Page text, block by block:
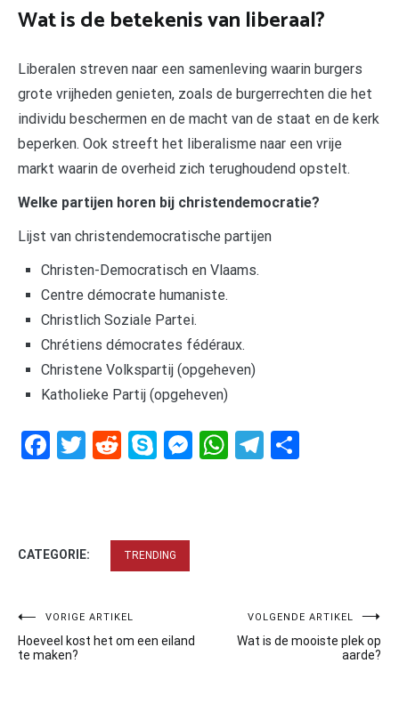
Wat is de betekenis van liberaal?
Liberalen streven naar een samenleving waarin burgers
grote vrijheden genieten, zoals de burgerrechten die het
individu beschermen en de macht van de staat en de kerk
beperken. Ook streeft het liberalisme naar een vrije
markt waarin de overheid zich terughoudend opstelt.
Welke partijen horen bij christendemocratie?
Lijst van christendemocratische partijen
Christen-Democratisch en Vlaams.
Centre démocrate humaniste.
Christlich Soziale Partei.
Chrétiens démocrates fédéraux.
Christene Volkspartij (opgeheven)
Katholieke Partij (opgeheven)
Facebook
Twitter
RedditSkypeMessenger
WhatsApp
Telegram
CATEGORIE: TRENDING
Bericht
navigatie
VORIGE ARTIKEL
Hoeveel kost het om een eiland
te maken?
VOLGENDE ARTIKEL
Wat is de mooiste plek op
aarde?